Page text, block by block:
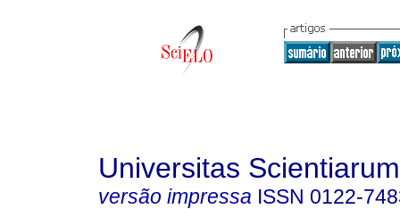
Universitas Scientiarum
versão impressa ISSN 0122-